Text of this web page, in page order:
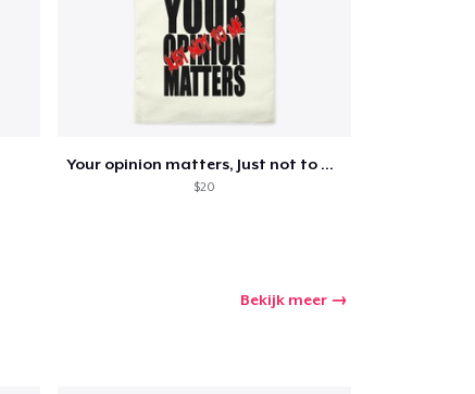
Your opinion matters, Just not to me!
$20
Bekijk meer